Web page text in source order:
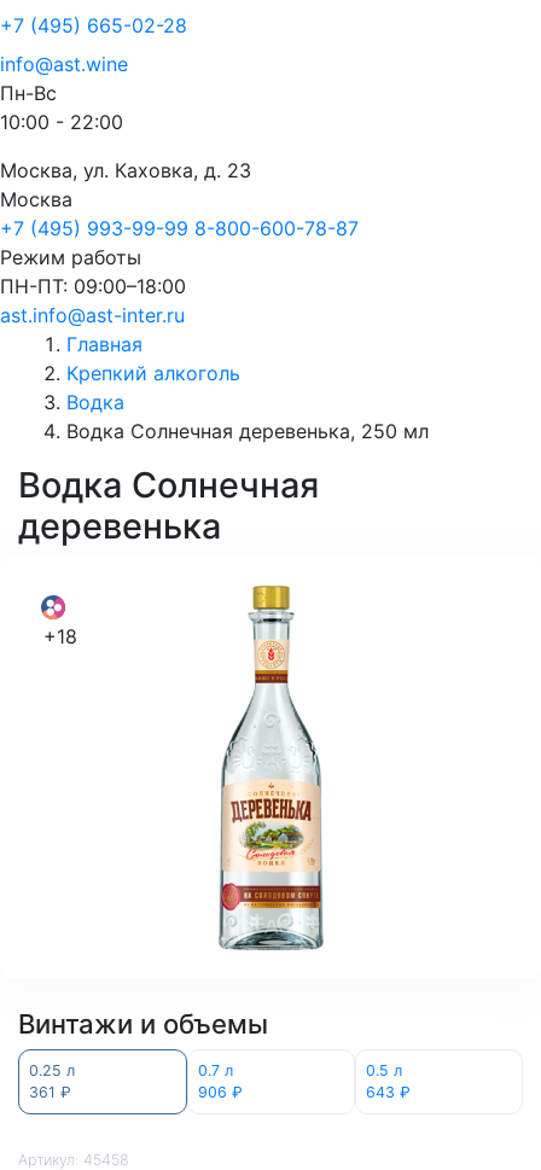
+7 (495) 665-02-28
info@ast.wine
Пн-Вс
10:00 - 22:00
Москва, ул. Каховка, д. 23
Москва
+7 (495) 993-99-99 8-800-600-78-87
Режим работы
ПН-ПТ: 09:00–18:00
ast.info@ast-inter.ru
Главная
Крепкий алкоголь
Водка
Водка Солнечная деревенька, 250 мл
Водка Солнечная
деревенька
+18
Винтажи и объемы
0.25 л
361 ₽
0.7 л
906 ₽
0.5 л
643 ₽
Артикул: 45458